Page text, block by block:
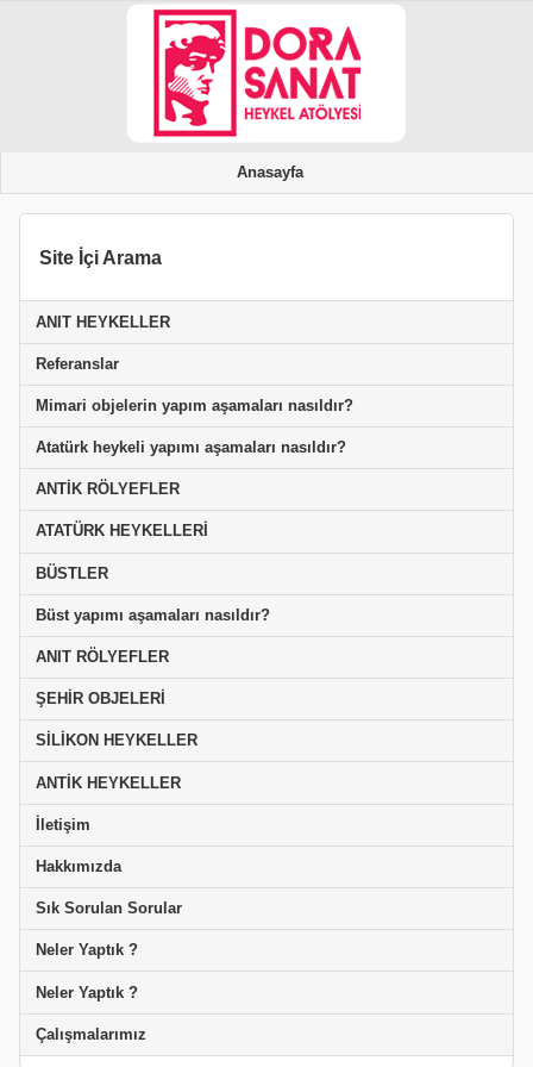
Anasayfa
Site İçi Arama
ANIT HEYKELLER
Referanslar
Mimari objelerin yapım aşamaları nasıldır?
Atatürk heykeli yapımı aşamaları nasıldır?
ANTİK RÖLYEFLER
ATATÜRK HEYKELLERİ
BÜSTLER
Büst yapımı aşamaları nasıldır?
ANIT RÖLYEFLER
ŞEHİR OBJELERİ
SİLİKON HEYKELLER
ANTİK HEYKELLER
İletişim
Hakkımızda
Sık Sorulan Sorular
Neler Yaptık ?
Neler Yaptık ?
Çalışmalarımız